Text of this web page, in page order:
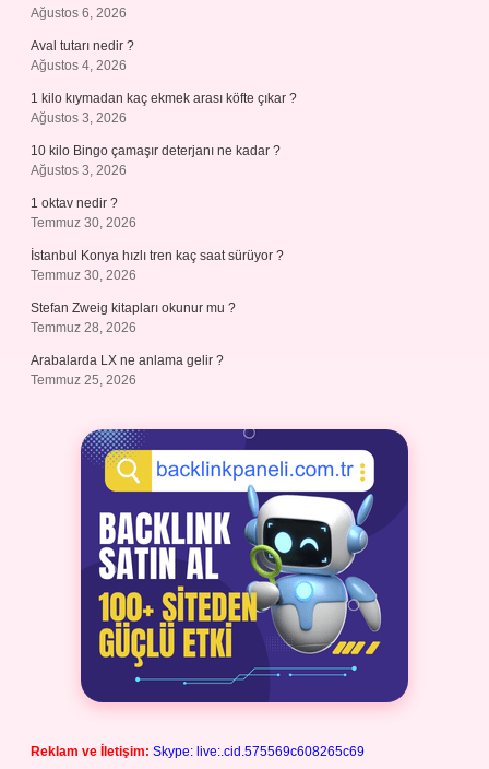
Ağustos 6, 2026
Aval tutarı nedir ?
Ağustos 4, 2026
1 kilo kıymadan kaç ekmek arası köfte çıkar ?
Ağustos 3, 2026
10 kilo Bingo çamaşır deterjanı ne kadar ?
Ağustos 3, 2026
1 oktav nedir ?
Temmuz 30, 2026
İstanbul Konya hızlı tren kaç saat sürüyor ?
Temmuz 30, 2026
Stefan Zweig kitapları okunur mu ?
Temmuz 28, 2026
Arabalarda LX ne anlama gelir ?
Temmuz 25, 2026
Reklam ve İletişim: Skype: live:.cid.575569c608265c69